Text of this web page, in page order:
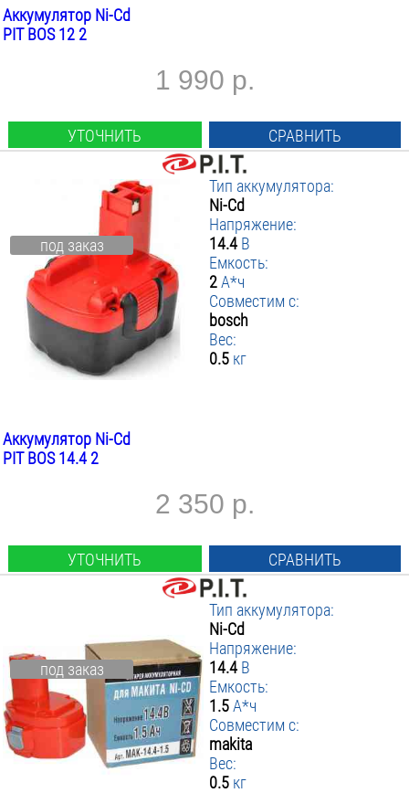
Аккумулятор Ni-Cd
PIT BOS 12 2
1 990 р.
УТОЧНИТЬ СРАВНИТЬ
под заказ
Тип аккумулятора:
Ni-Cd
Напряжение:
14.4 В
Емкость:
2А*ч
Совместим с:
bosch
Вес:
0.5 кг
Аккумулятор Ni-Cd
PIT BOS 14.4 2
2 350 р.
УТОЧНИТЬ СРАВНИТЬ
под заказ
Тип аккумулятора:
Ni-Cd
Напряжение:
14.4 В
Емкость:
1.5А*ч
Совместим с:
makita
Вес:
0.5 кг